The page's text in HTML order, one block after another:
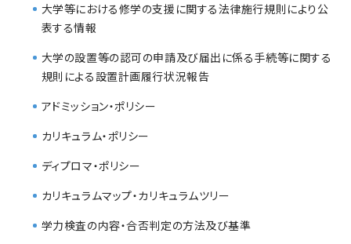
大学等における修学の支援に関する法律施行規則により公
表する情報
大学の設置等の認可の申請及び届出に係る手続等に関する
規則による設置計画履行状況報告
アドミッション・ポリシー
カリキュラム・ポリシー
ディプロマ・ポリシー
カリキュラムマップ・カリキュラムツリー
学力検査の内容・合否判定の方法及び基準